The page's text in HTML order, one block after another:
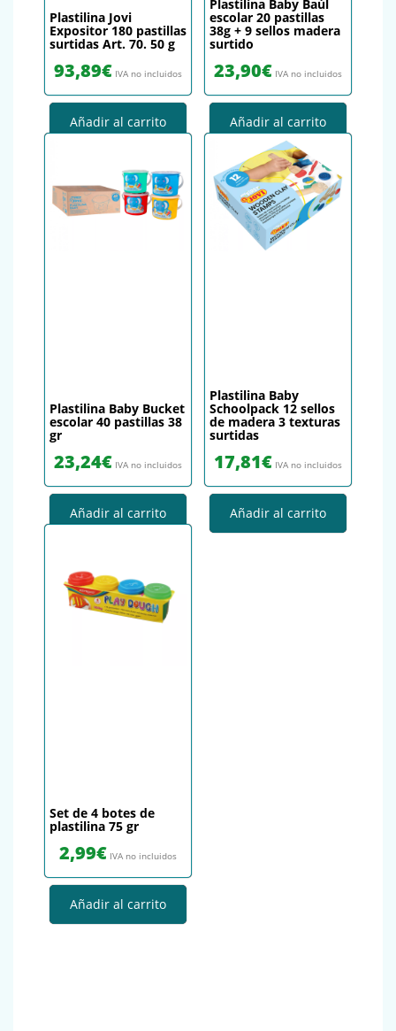
Plastilina Jovi
Expositor 180 pastillas
surtidas Art. 70. 50 g
93,89€ IVA no incluidos
Añadir al carrito
Plastilina Baby Baúl
escolar 20 pastillas
38g + 9 sellos madera
surtido
23,90€ IVA no incluidos
Añadir al carrito
Plastilina Baby Bucket
escolar 40 pastillas 38
gr
23,24€ IVA no incluidos
Añadir al carrito
Plastilina Baby
Schoolpack 12 sellos
de madera 3 texturas
surtidas
17,81€ IVA no incluidos
Añadir al carrito
Set de 4 botes de
plastilina 75 gr
2,99€ IVA no incluidos
Añadir al carrito